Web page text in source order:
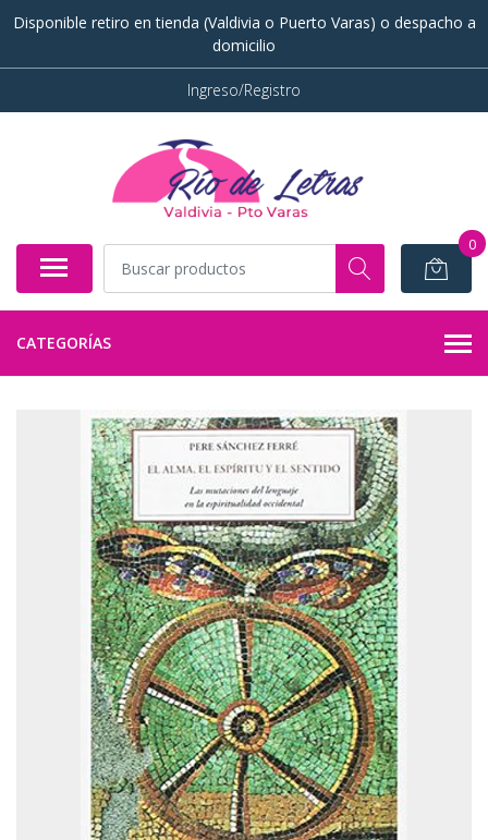
Disponible retiro en tienda (Valdivia o Puerto Varas) o despacho a
domicilio
Ingreso/Registro
0
CATEGORÍAS